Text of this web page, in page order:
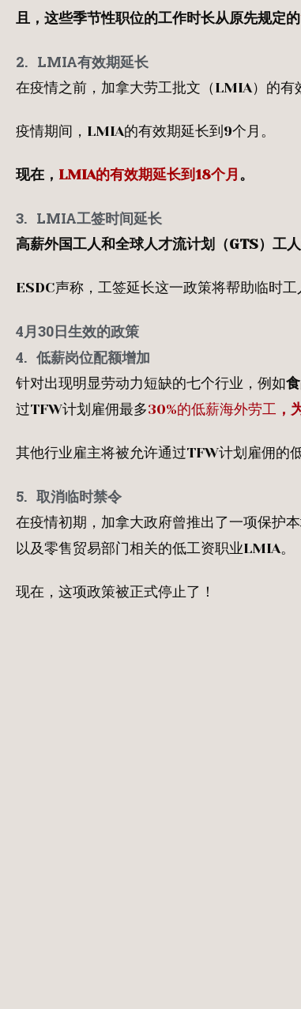
且，这些季节性职位的工作时长从原先规定的
2. LMIA有效期延长
在疫情之前，加拿大劳工批文（LMIA）的有
疫情期间，LMIA的有效期延长到9个月。
现在， LMIA的有效期延长到18个月 。
3. LMIA工签时间延长
高薪外国工人和全球人才流计划（GTS）工
ESDC声称，工签延长这一政策将帮助临时工
4月30日生效的政策
4. 低薪岗位配额增加
针对出现明显劳动力短缺的七个行业，例如
过TFW计划雇佣最多30%的低薪海外劳工 ，
其他行业雇主将被允许通过TFW计划雇佣的
5. 取消临时禁令
在疫情初期，加拿大政府曾推出了一项保护
以及零售贸易部门相关的低工资职业LMIA。
现在，这项政策被正式停止了！